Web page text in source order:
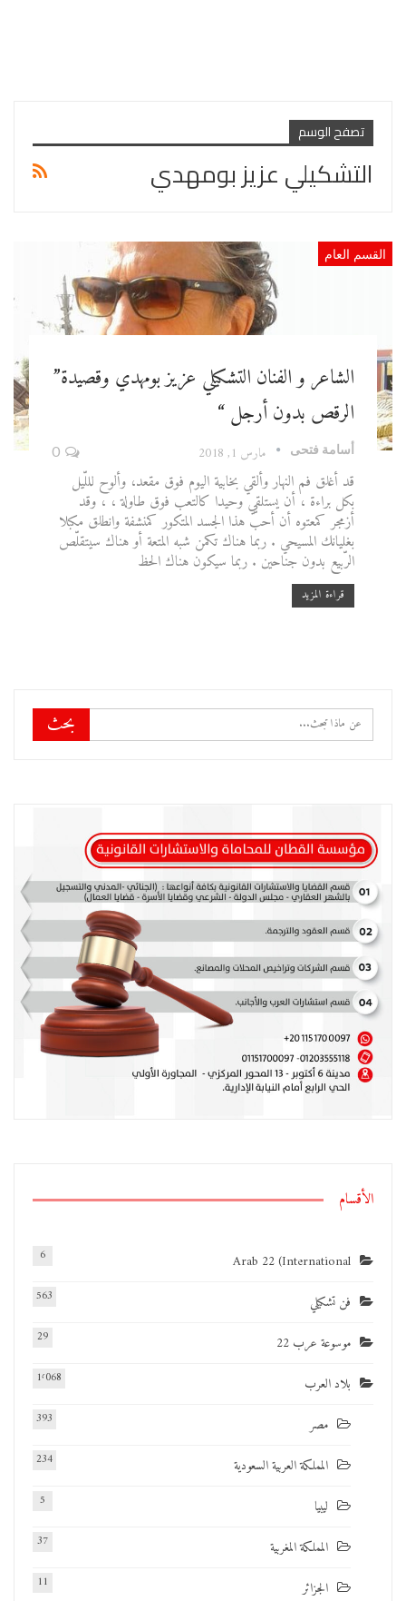
تصفح الوسم
التشكيلي عزيز بومهدي
القسم العام
الشاعر و الفنان التشكيلي عزيز بومهدي وقصيدة”
الرقص بدون أرجل “
أسامة فتحى مارس 1, 2018 0
قد أغلق فم النهار وألقي بخابية اليوم فوق مقعد، وألوح لللّيل
بكل براءة ، أن يستلقي وحيدا كالتعب فوق طاولة ، ، وقد
أزمجر كمعتوه أن أحبّ هذا الجسد المتكور كمنشفة وانطلق مكبلا
بغليانك المسيحي . ربما هناك تكمن شبه المتعة أو هناك سيتقلّص
الرّبيع بدون جناحين . ربما سيكون هناك الحظ
قراءة المزيد
الأقسام
Arab 22 (International
6
فن تشكيلي 563
موسوعة عرب 22 29
بلاد العرب 1٬068
مصر 393
المملكة العربية السعودية 234
ليبيا 5
المملكة المغربية 37
الجزائر 11